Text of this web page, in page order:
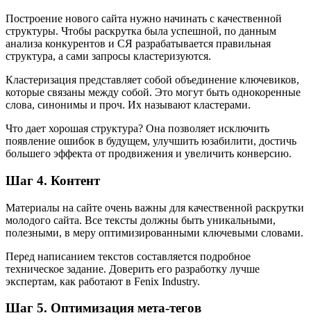
Построение нового сайта нужно начинать с качественной
структуры. Чтобы раскрутка была успешной, по данным
анализа конкурентов и СЯ разрабатывается правильная
структура, а сами запросы кластеризуются.
Кластеризация представляет собой объединение ключевиков,
которые связаны между собой. Это могут быть однокоренные
слова, синонимы и проч. Их называют кластерами.
Что дает хорошая структура? Она позволяет исключить
появление ошибок в будущем, улучшить юзабилити, достичь
большего эффекта от продвижения и увеличить конверсию.
Шаг 4. Контент
Материалы на сайте очень важны для качественной раскрутки
молодого сайта. Все тексты должны быть уникальными,
полезными, в меру оптимизированными ключевыми словами.
Перед написанием текстов составляется подробное
техническое задание. Доверить его разработку лучше
экспертам, как работают в Fenix Industry.
Шаг 5. Оптимизация мета-тегов